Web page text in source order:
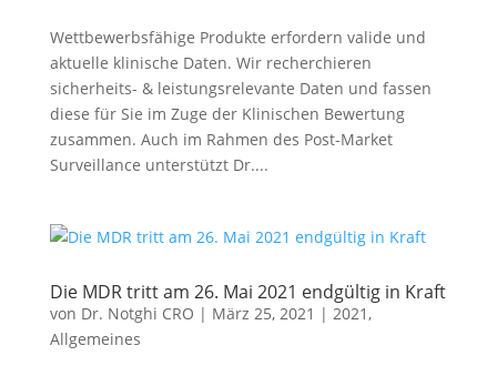
Wettbewerbsfähige Produkte erfordern valide und
aktuelle klinische Daten. Wir recherchieren
sicherheits- & leistungsrelevante Daten und fassen
diese für Sie im Zuge der Klinischen Bewertung
zusammen. Auch im Rahmen des Post-Market
Surveillance unterstützt Dr....
Die MDR tritt am 26. Mai 2021 endgültig in Kraft
von Dr. Notghi CRO | März 25, 2021 | 2021,
Allgemeines